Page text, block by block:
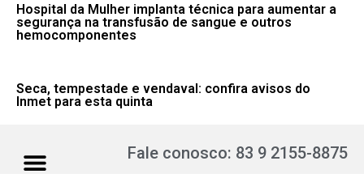
Hospital da Mulher implanta técnica para aumentar a
segurança na transfusão de sangue e outros
hemocomponentes
Seca, tempestade e vendaval: confira avisos do
Inmet para esta quinta
Fale conosco: 83 9 2155-8875